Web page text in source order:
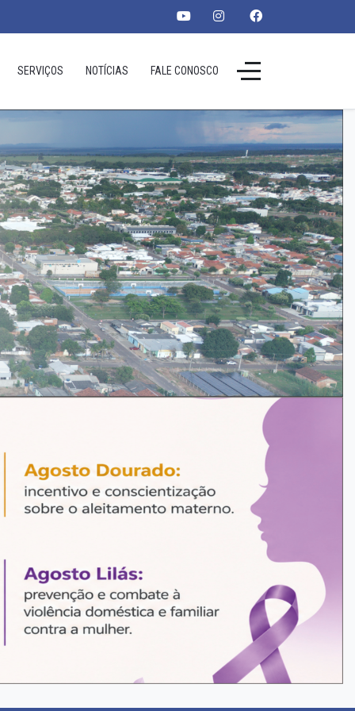
SERVIÇOS NOTÍCIAS FALE CONOSCO